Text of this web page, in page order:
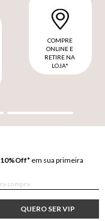
COMPRE
ONLINE E
RETIRE NA
LOJA*
10%Off* em sua primeira
QUERO SER VIP